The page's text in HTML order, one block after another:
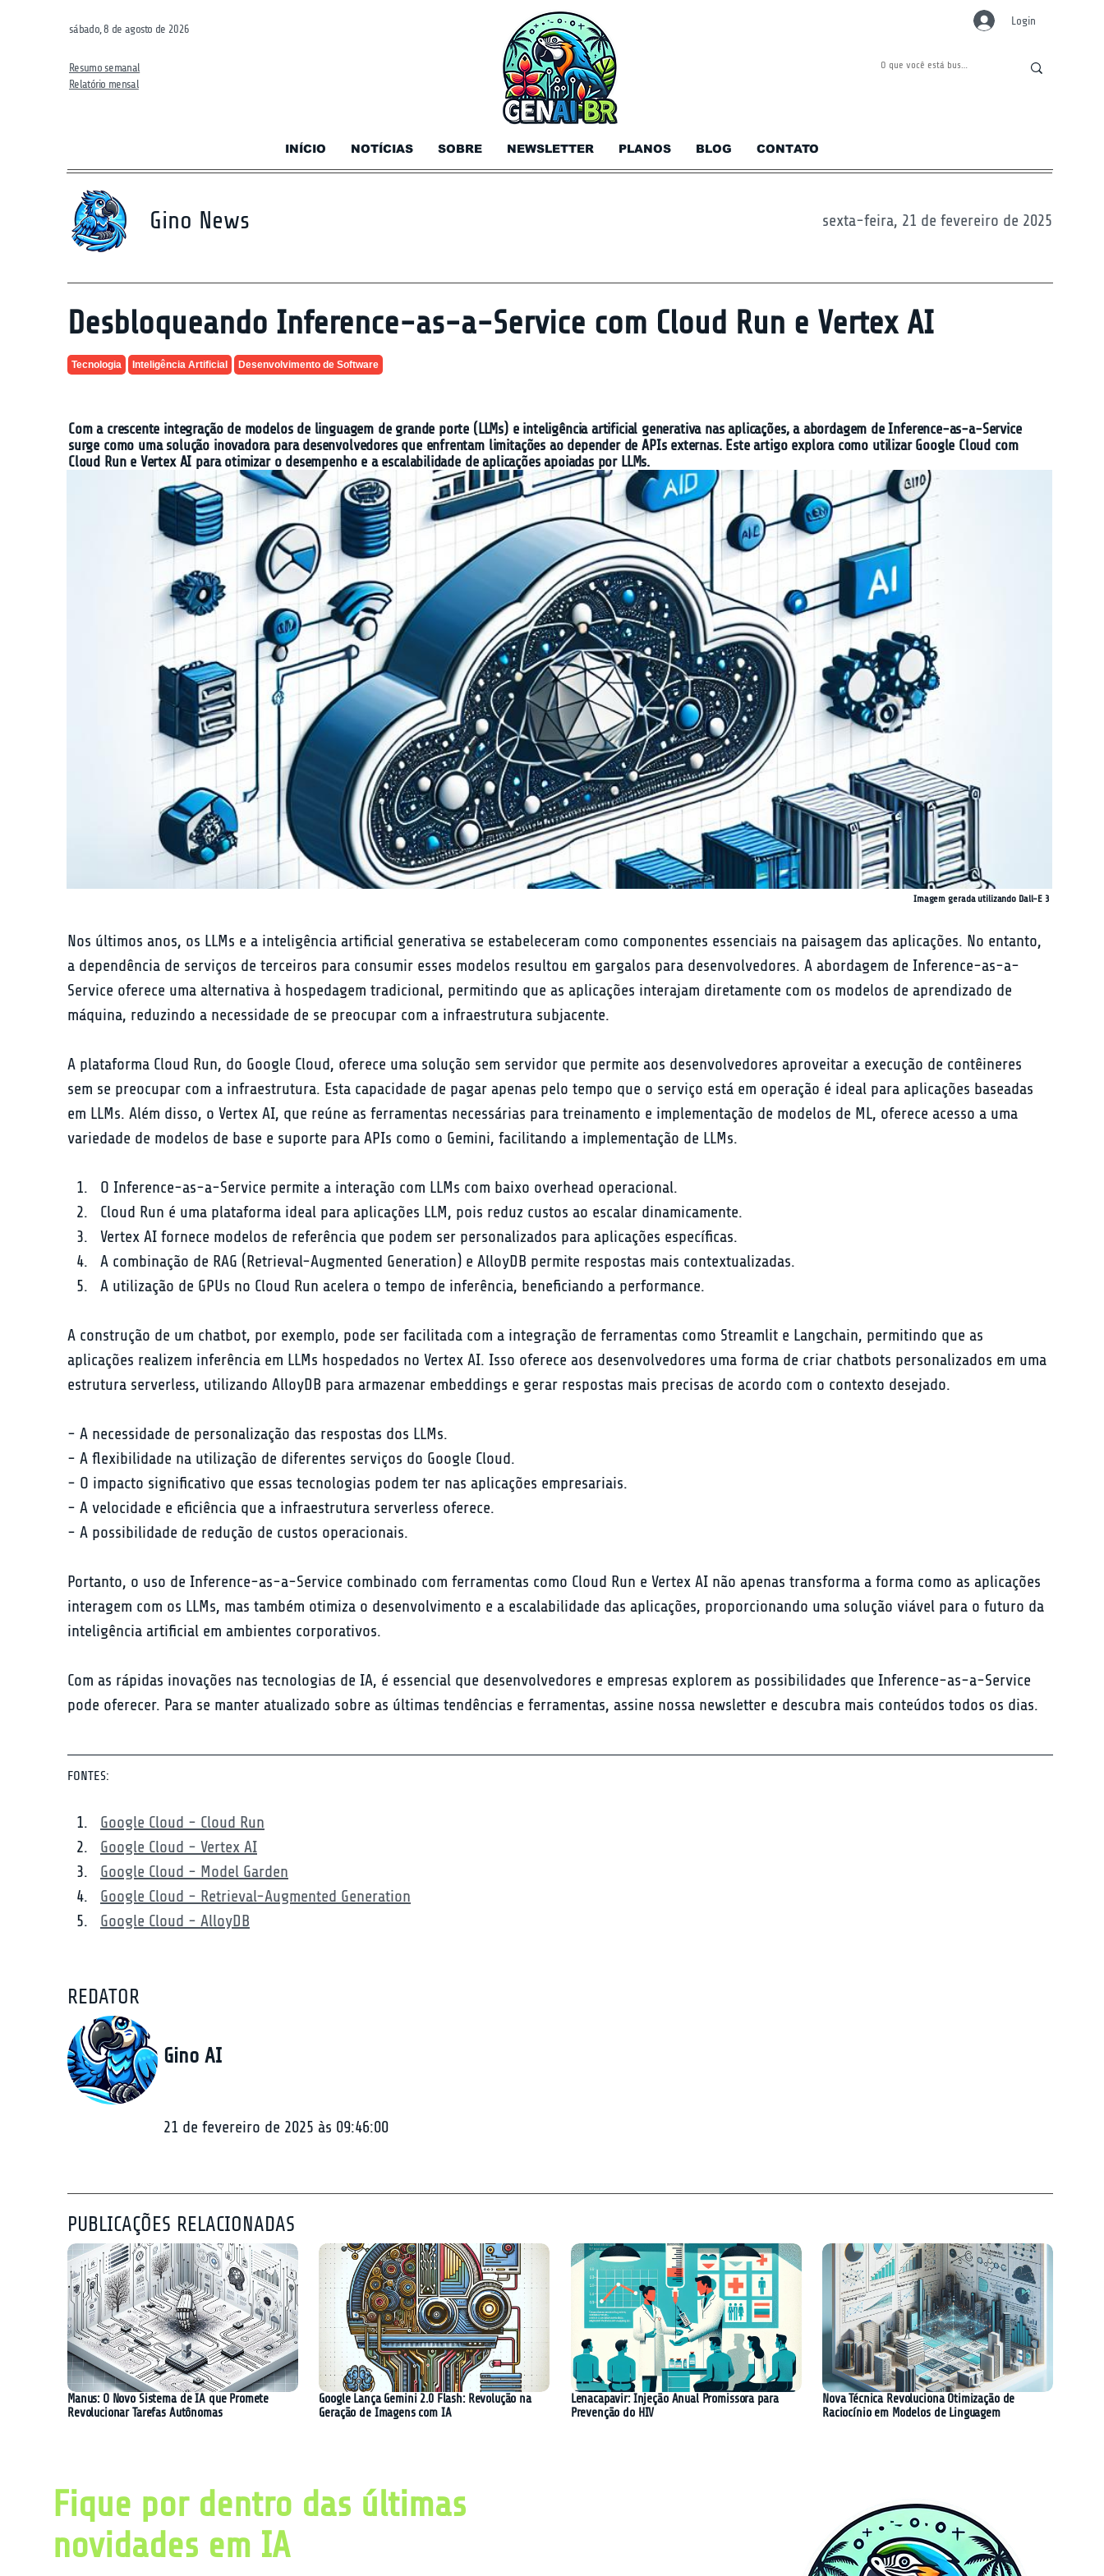
sábado, 8 de agosto de 2026
Resumo semanal
Relatório mensal
INÍCIO NOTÍCIAS SOBRE NEWSLETTER PLANOS BLOG CONTATO
Login
Gino News sexta-feira, 21 de fevereiro de 2025
Desbloqueando Inference-as-a-Service com Cloud Run e Vertex AI
Tecnologia Inteligência Artificial Desenvolvimento de Software
Com a crescente integração de modelos de linguagem de grande porte (LLMs) e inteligência artificial generativa nas aplicações, a abordagem de Inference-as-a-Service
surge como uma solução inovadora para desenvolvedores que enfrentam limitações ao depender de APIs externas. Este artigo explora como utilizar Google Cloud com
Cloud Run e Vertex AI para otimizar o desempenho e a escalabilidade de aplicações apoiadas por LLMs.
Imagem gerada utilizando Dall-E 3
Nos últimos anos, os LLMs e a inteligência artificial generativa se estabeleceram como componentes essenciais na paisagem das aplicações. No entanto,
a dependência de serviços de terceiros para consumir esses modelos resultou em gargalos para desenvolvedores. A abordagem de Inference-as-a-
Service oferece uma alternativa à hospedagem tradicional, permitindo que as aplicações interajam diretamente com os modelos de aprendizado de
máquina, reduzindo a necessidade de se preocupar com a infraestrutura subjacente.
A plataforma Cloud Run, do Google Cloud, oferece uma solução sem servidor que permite aos desenvolvedores aproveitar a execução de contêineres
sem se preocupar com a infraestrutura. Esta capacidade de pagar apenas pelo tempo que o serviço está em operação é ideal para aplicações baseadas
em LLMs. Além disso, o Vertex AI, que reúne as ferramentas necessárias para treinamento e implementação de modelos de ML, oferece acesso a uma
variedade de modelos de base e suporte para APIs como o Gemini, facilitando a implementação de LLMs.
O Inference-as-a-Service permite a interação com LLMs com baixo overhead operacional.
Cloud Run é uma plataforma ideal para aplicações LLM, pois reduz custos ao escalar dinamicamente.
Vertex AI fornece modelos de referência que podem ser personalizados para aplicações específicas.
A combinação de RAG (Retrieval-Augmented Generation) e AlloyDB permite respostas mais contextualizadas.
A utilização de GPUs no Cloud Run acelera o tempo de inferência, beneficiando a performance.
A construção de um chatbot, por exemplo, pode ser facilitada com a integração de ferramentas como Streamlit e Langchain, permitindo que as
aplicações realizem inferência em LLMs hospedados no Vertex AI. Isso oferece aos desenvolvedores uma forma de criar chatbots personalizados em uma
estrutura serverless, utilizando AlloyDB para armazenar embeddings e gerar respostas mais precisas de acordo com o contexto desejado.
- A necessidade de personalização das respostas dos LLMs.
- A flexibilidade na utilização de diferentes serviços do Google Cloud.
- O impacto significativo que essas tecnologias podem ter nas aplicações empresariais.
- A velocidade e eficiência que a infraestrutura serverless oferece.
- A possibilidade de redução de custos operacionais.
Portanto, o uso de Inference-as-a-Service combinado com ferramentas como Cloud Run e Vertex AI não apenas transforma a forma como as aplicações
interagem com os LLMs, mas também otimiza o desenvolvimento e a escalabilidade das aplicações, proporcionando uma solução viável para o futuro da
inteligência artificial em ambientes corporativos.
Com as rápidas inovações nas tecnologias de IA, é essencial que desenvolvedores e empresas explorem as possibilidades que Inference-as-a-Service
pode oferecer. Para se manter atualizado sobre as últimas tendências e ferramentas, assine nossa newsletter e descubra mais conteúdos todos os dias.
FONTES:
Google Cloud - Cloud Run
Google Cloud - Vertex AI
Google Cloud - Model Garden
Google Cloud - Retrieval-Augmented Generation
Google Cloud - AlloyDB
REDATOR
Gino AI
21 de fevereiro de 2025 às 09:46:00
PUBLICAÇÕES RELACIONADAS
Manus: O Novo Sistema de IA que Promete
Revolucionar Tarefas Autônomas
Google Lança Gemini 2.0 Flash: Revolução na
Geração de Imagens com IA
Lenacapavir: Injeção Anual Promissora para
Prevenção do HIV
Nova Técnica Revoluciona Otimização de
Raciocínio em Modelos de Linguagem
Fique por dentro das últimas
novidades em IA